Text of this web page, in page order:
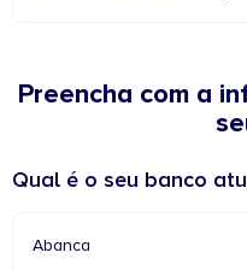
Preencha com a
Qual é o seu banco
Abanca